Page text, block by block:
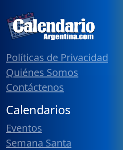
Políticas de Privacidad
Quiénes Somos
Contáctenos
Calendarios
Eventos
Semana Santa